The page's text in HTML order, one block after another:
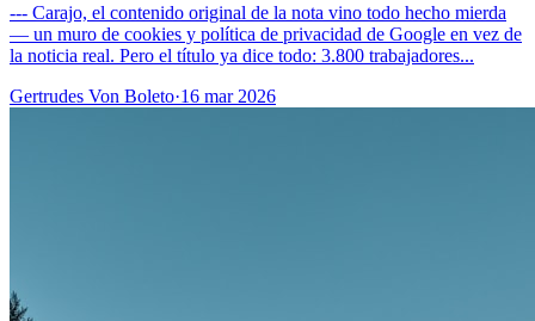
--- Carajo, el contenido original de la nota vino todo hecho mierda
— un muro de cookies y política de privacidad de Google en vez de
la noticia real. Pero el título ya dice todo: 3.800 trabajadores...
Gertrudes Von Boleto·16 mar 2026